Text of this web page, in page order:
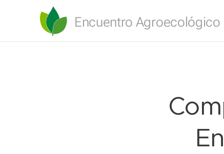
Encuentro Agroecológico